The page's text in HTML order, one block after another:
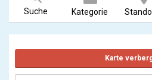
Suche Kategorie
Karte